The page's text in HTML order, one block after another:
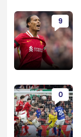
9
0